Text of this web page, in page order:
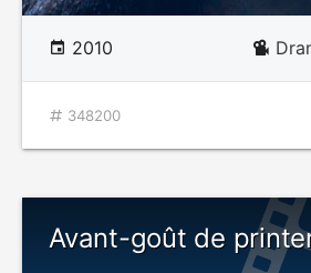
2010
348200
Avant-goût de